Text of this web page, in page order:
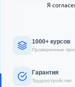
Я
1000+ курсов
Проверенные
Гарантия
Трудоустройство